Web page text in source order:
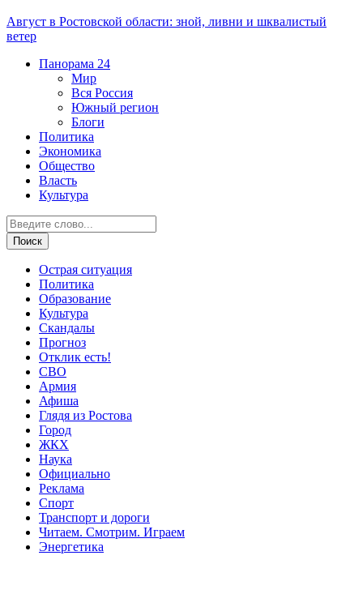
Август в Ростовской области: зной, ливни и шквалистый
ветер
Панорама 24
Мир
Вся Россия
Южный регион
Блоги
Политика
Экономика
Общество
Власть
Культура
Острая ситуация
Политика
Образование
Культура
Скандалы
Прогноз
Отклик есть!
СВО
Армия
Афиша
Глядя из Ростова
Город
ЖКХ
Наука
Официально
Реклама
Спорт
Транспорт и дороги
Читаем. Смотрим. Играем
Энергетика